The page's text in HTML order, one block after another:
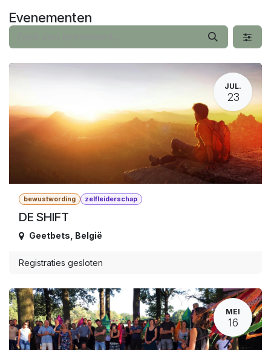
Evenementen
JUL.
23
bewustwording zelfleiderschap
DE SHIFT
Geetbets België
Registraties gesloten
MEI
16